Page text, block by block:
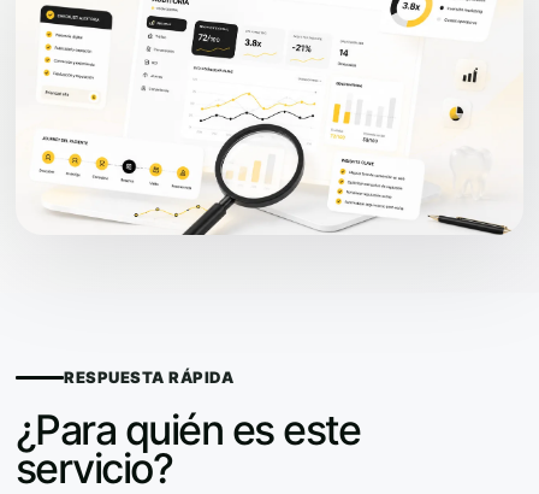
RESPUESTA RÁPIDA
¿Para quién es este
servicio?